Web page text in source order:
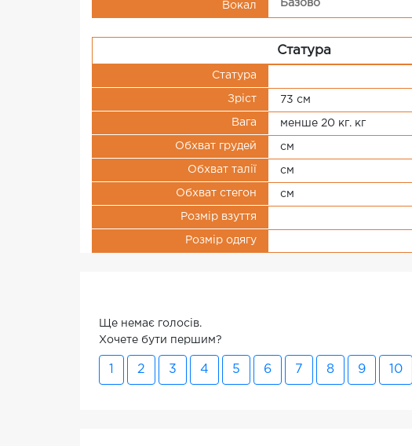
Вокал Базово
Статура
Статура
Зріст 73 см
Вага менше 20 кг. кг
Обхват грудей см
Обхват талії см
Обхват стегон см
Розмір взуття
Розмір одягу
Ще немає голосів.
Хочете бути першим?
2 3 4 5 6 7 8 9 10